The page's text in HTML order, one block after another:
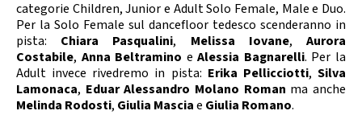
categorie Children, Junior e Adult Solo Female, Male e Duo.
Per la Solo Female sul dancefloor tedesco scenderanno in
pista: Chiara Pasqualini, Melissa Iovane,Aurora
Costabile, Anna Beltramino eAlessia Bagnarelli. Per la
Adult invece rivedremo in pista: Erika Pellicciotti,Silva
Lamonaca, Eduar Alessandro Molano Roman ma anche
Melinda Rodosti, Giulia Masciae Giulia Romano.